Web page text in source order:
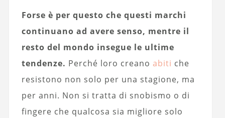
Forse è per questo che questi marchi
continuano ad avere senso, mentre il
resto del mondo insegue le ultime
tendenze. Perché loro creano abiti che
resistono non solo per una stagione, ma
per anni. Non si tratta di snobismo o di
fingere che qualcosa sia migliore solo